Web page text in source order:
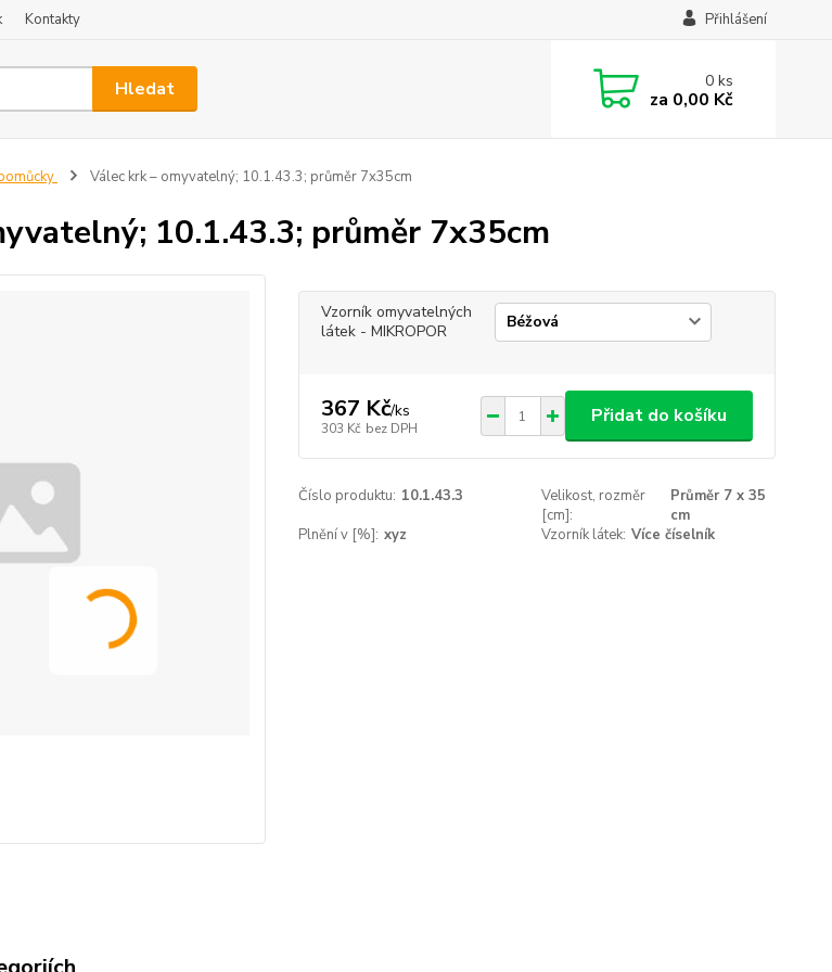
Kontakty Přihlášení
Hledat 0ks
za 0,00 Kč
Válec krk – omyvatelný; 10.1.43.3; průměr 7x35cm
10.1.43.3; průměr 7x35cm
Vzorník omyvatelných
látek - MIKROPOR
367 Kč/ks
303 Kč bez DPH
Přidat do košíku
Číslo produktu: 10.1.43.3
Velikost, rozměr
[cm]:
Průměr 7 x 35
cm
Plnění v [%]: xyz Vzorník látek: Více číselník